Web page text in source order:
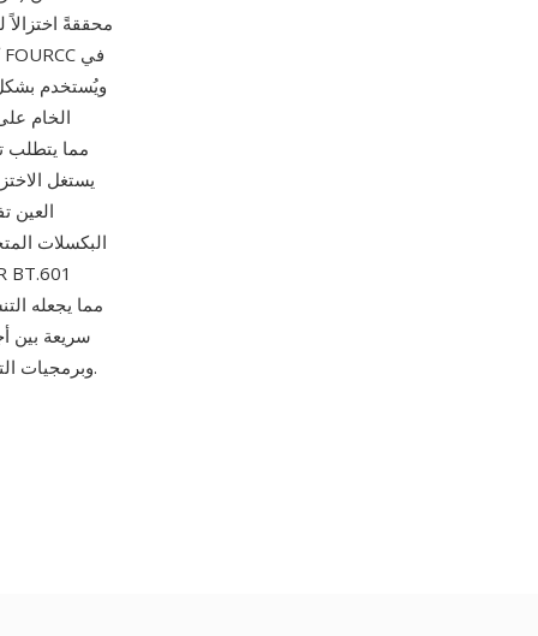
العين
البكسلات
وImageMagick وبرمجيات التقاط/تحرير الفيديو الاحترافية.